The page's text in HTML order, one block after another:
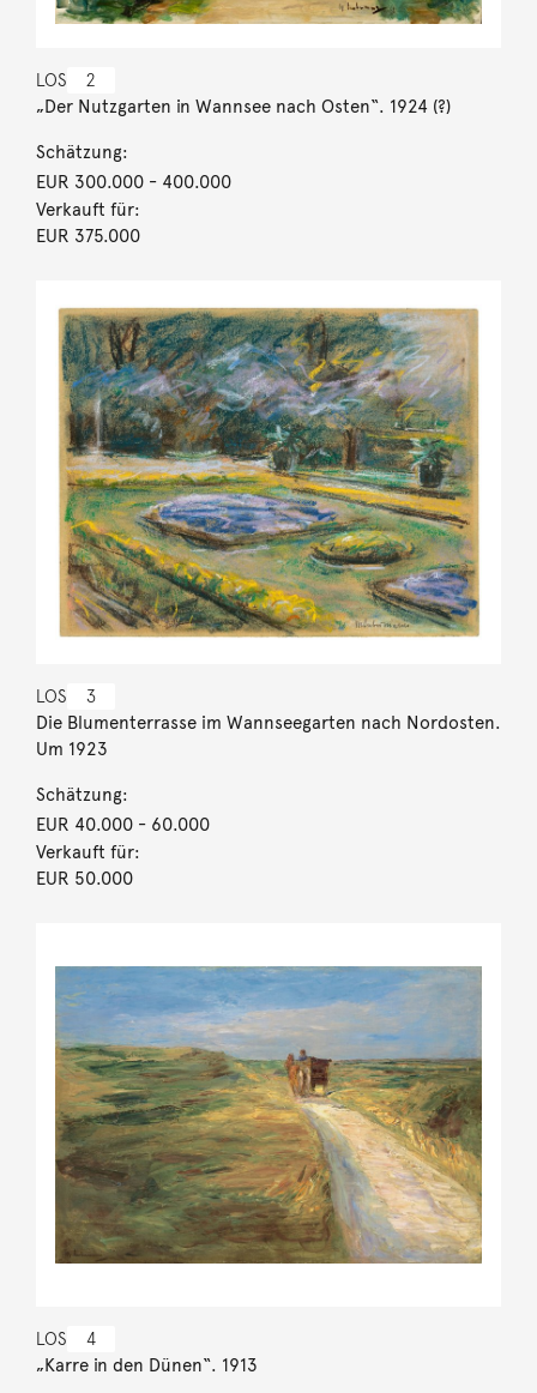
LOS 2
„Der Nutzgarten in Wannsee nach Osten“. 1924 (?)
Schätzung:
EUR 300.000- 400.000
Verkauft für:
EUR 375.000
LOS 3
Die Blumenterrasse im Wannseegarten nach Nordosten.
Um 1923
Schätzung:
EUR 40.000- 60.000
Verkauft für:
EUR 50.000
LOS 4
„Karre in den Dünen“. 1913